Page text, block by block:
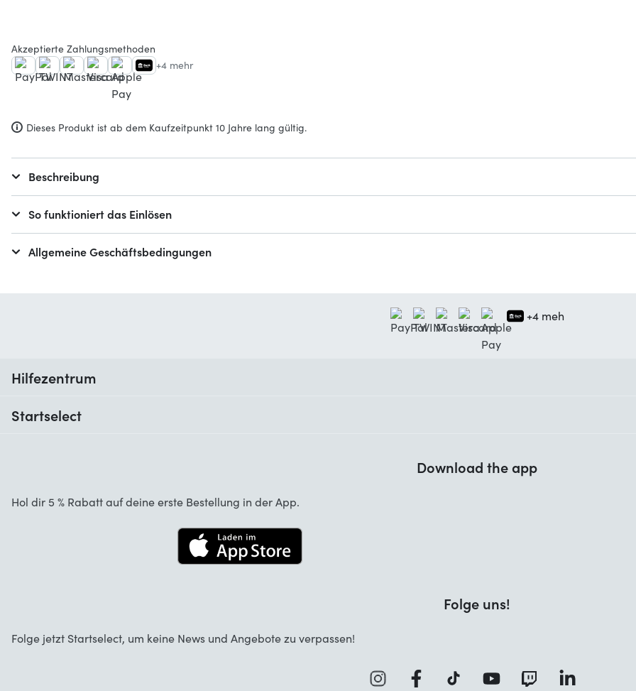
Akzeptierte Zahlungsmethoden
+4 mehr
Dieses Produkt ist ab dem Kaufzeitpunkt 10 Jahre lang gültig.
Beschreibung
So funktioniert das Einlösen
Allgemeine Geschäftsbedingungen
+4 meh
Hilfezentrum
Startselect
Startselect App
Download the app
Hol dir 5 % Rabatt auf deine erste Bestellung in der App.
Folge uns!
Folge jetzt Startselect, um keine News und Angebote zu verpassen!